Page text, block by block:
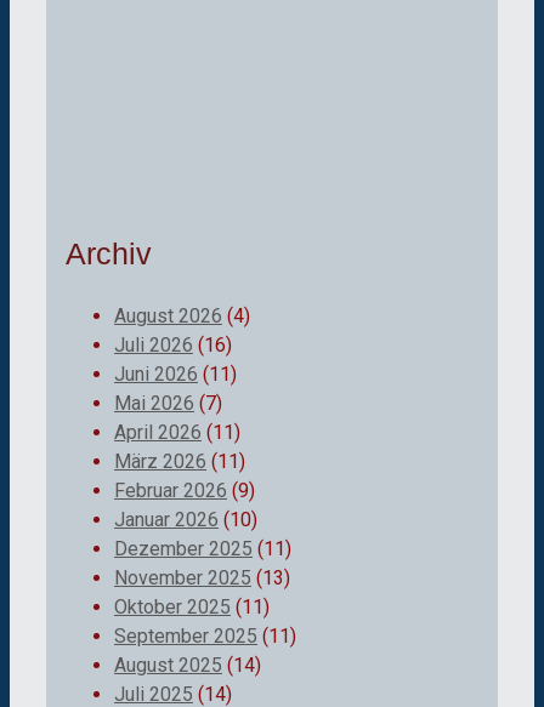
Archiv
August 2026 (4)
Juli 2026 (16)
Juni 2026 (11)
Mai 2026 (7)
April 2026 (11)
März 2026 (11)
Februar 2026 (9)
Januar 2026 (10)
Dezember 2025 (11)
November 2025 (13)
Oktober 2025 (11)
September 2025 (11)
August 2025 (14)
Juli 2025 (14)